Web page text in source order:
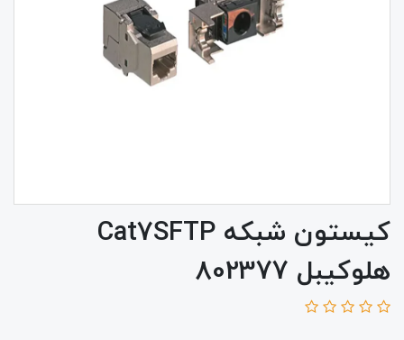
کیستون شبکه Cat7SFTP
هلوکیبل 802377